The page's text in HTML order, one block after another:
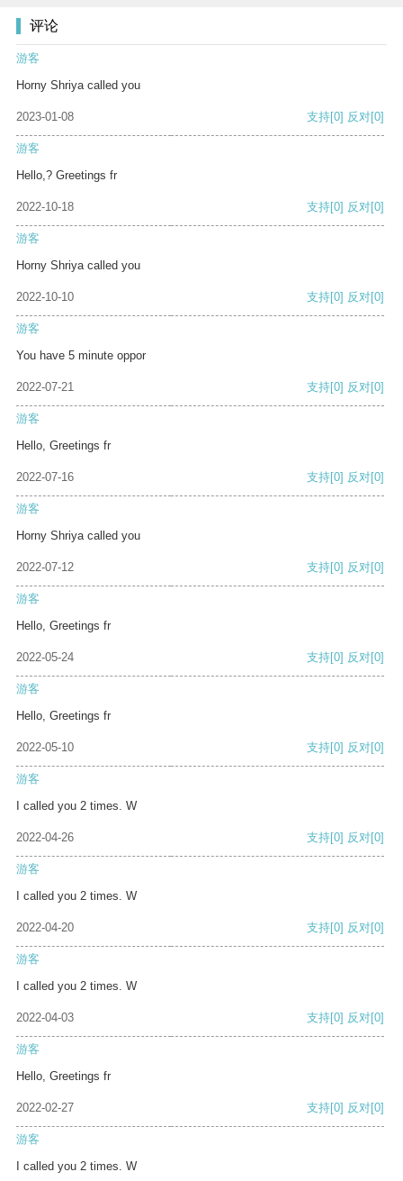
评论
游客
Horny Shriya called you
2023-01-08 支持[0] 反对[0]
游客
Hello,? Greetings fr
2022-10-18 支持[0] 反对[0]
游客
Horny Shriya called you
2022-10-10 支持[0] 反对[0]
游客
You have 5 minute oppor
2022-07-21 支持[0] 反对[0]
游客
Hello, Greetings fr
2022-07-16 支持[0] 反对[0]
游客
Horny Shriya called you
2022-07-12 支持[0] 反对[0]
游客
Hello, Greetings fr
2022-05-24 支持[0] 反对[0]
游客
Hello, Greetings fr
2022-05-10 支持[0] 反对[0]
游客
I called you 2 times. W
2022-04-26 支持[0] 反对[0]
游客
I called you 2 times. W
2022-04-20 支持[0] 反对[0]
游客
I called you 2 times. W
2022-04-03 支持[0] 反对[0]
游客
Hello, Greetings fr
2022-02-27 支持[0] 反对[0]
游客
I called you 2 times. W